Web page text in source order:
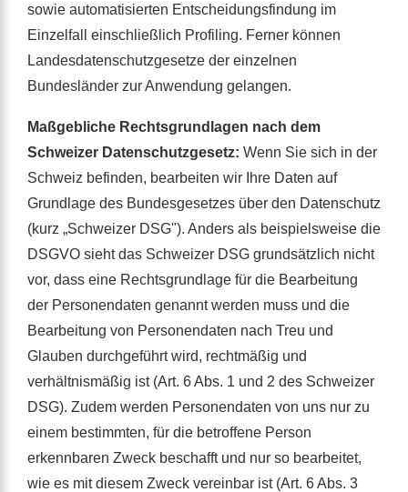
sowie automatisierten Entscheidungsfindung im
Einzelfall einschließlich Profiling. Ferner können
Landesdatenschutzgesetze der einzelnen
Bundesländer zur Anwendung gelangen.
Maßgebliche Rechtsgrundlagen nach dem
Schweizer Datenschutzgesetz: Wenn Sie sich in der
Schweiz befinden, bearbeiten wir Ihre Daten auf
Grundlage des Bundesgesetzes über den Datenschutz
(kurz „Schweizer DSG"). Anders als beispielsweise die
DSGVO sieht das Schweizer DSG grundsätzlich nicht
vor, dass eine Rechtsgrundlage für die Bearbeitung
der Personendaten genannt werden muss und die
Bearbeitung von Personendaten nach Treu und
Glauben durchgeführt wird, rechtmäßig und
verhältnismäßig ist (Art. 6 Abs. 1 und 2 des Schweizer
DSG). Zudem werden Personendaten von uns nur zu
einem bestimmten, für die betroffene Person
erkennbaren Zweck beschafft und nur so bearbeitet,
wie es mit diesem Zweck vereinbar ist (Art. 6 Abs. 3